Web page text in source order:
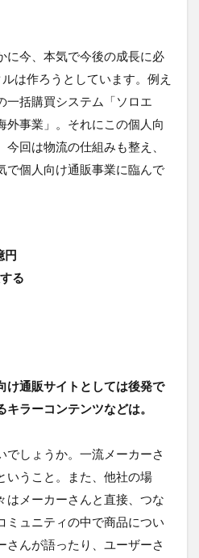
に今、本気で今後の成長に必
は作ろうとしています。例え
一括購買システム「ソロエ
外事業」。それにこの個人向
回は物流の仕組みも整え、
で個人向け通販事業に臨んで
円
る
通販サイトとしては後発で
ラーコンテンツなどは。
でしょうか。一流メーカーさ
いうこと。また、他社の場
はメーカーさんと直接、つな
ミュニティの中で商品につい
さんが語ったり、ユーザーさ